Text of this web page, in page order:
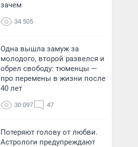
зачем
34 505
Одна вышла замуж за
молодого, второй развелся и
обрел свободу: тюменцы —
про перемены в жизни после
40 лет
30 097 47
Потеряют голову от любви.
Астрологи предупреждают